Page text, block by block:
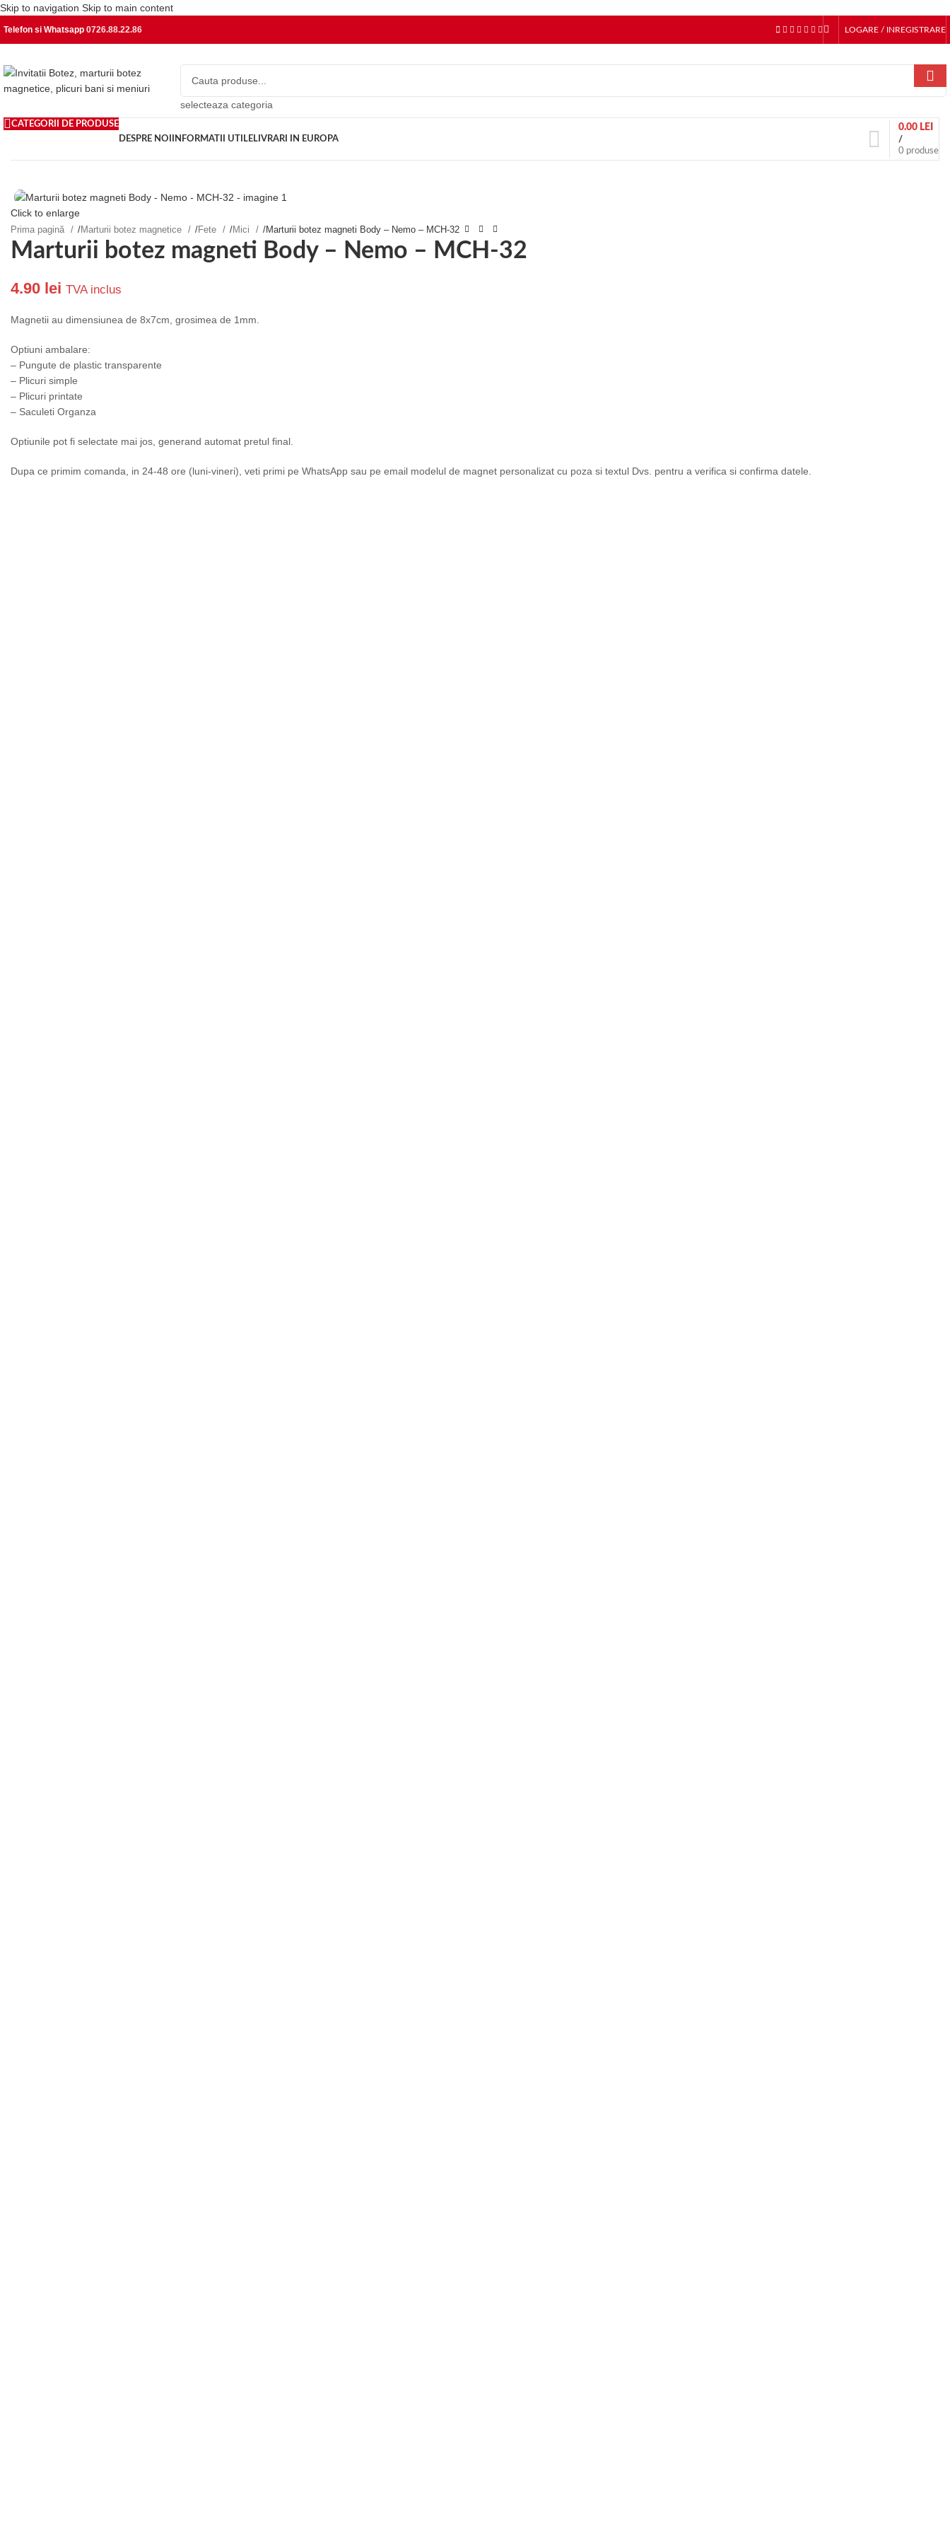
Skip to navigation Skip to main content
Telefon si Whatsapp 0726.88.22.86 LOGARE / INREGISTRARE
selecteaza categoria
CATEGORII DE PRODUSE
DESPRE NOI
INFORMATII UTILELIVRARI IN EUROPA
0 produse
/
0.00 LEI
Click to enlarge
Prima pagină /Marturii botez magnetice /Fete /Mici /Marturii botez magneti Body – Nemo – MCH-32
Marturii botez magneti Body – Nemo – MCH-32
4.90 lei TVA inclus
Magnetii au dimensiunea de 8x7cm, grosimea de 1mm.
Optiuni ambalare:
– Pungute de plastic transparente
– Plicuri simple
– Plicuri printate
– Saculeti Organza
Optiunile pot fi selectate mai jos, generand automat pretul final.
Dupa ce primim comanda, in 24-48 ore (luni-vineri), veti primi pe WhatsApp sau pe email modelul de magnet personalizat cu poza si textul Dvs. pentru a verifica si confirma datele.